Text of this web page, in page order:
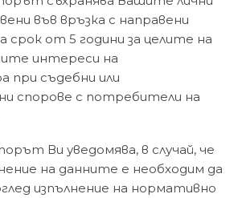
във връзка с направени
срок от 5 години за целите на
интереси на
при съдебни или
спорове с потребители на
Ви уведомява, в случай, че
на данните е необходим да
изпълнение на нормативно